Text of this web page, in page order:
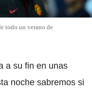
todo un verano de
a su fin en unas
noche sabremos si